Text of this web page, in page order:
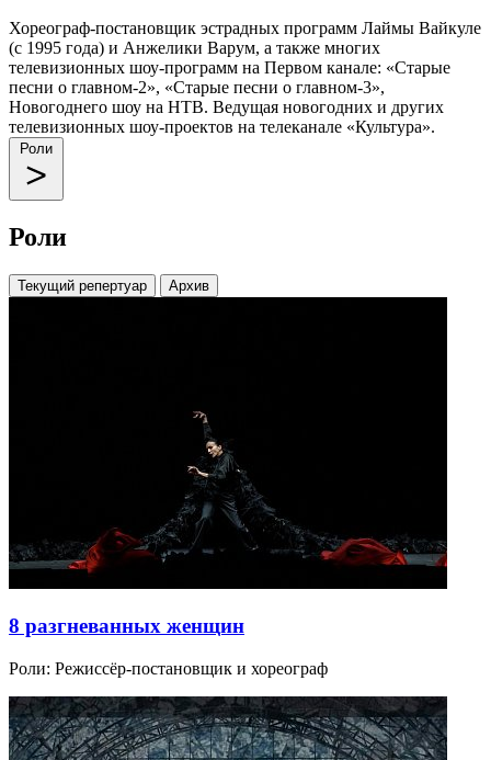
Хореограф-постановщик эстрадных программ Лаймы Вайкуле
(с 1995 года) и Анжелики Варум, а также многих
телевизионных шоу-программ на Первом канале: «Старые
песни о главном-2», «Старые песни о главном-3»,
Новогоднего шоу на НТВ. Ведущая новогодних и других
телевизионных шоу-проектов на телеканале «Культура».
Роли
Роли
Текущий репертуар Архив
8 разгневанных женщин
Роли: Режиссёр-постановщик и хореограф